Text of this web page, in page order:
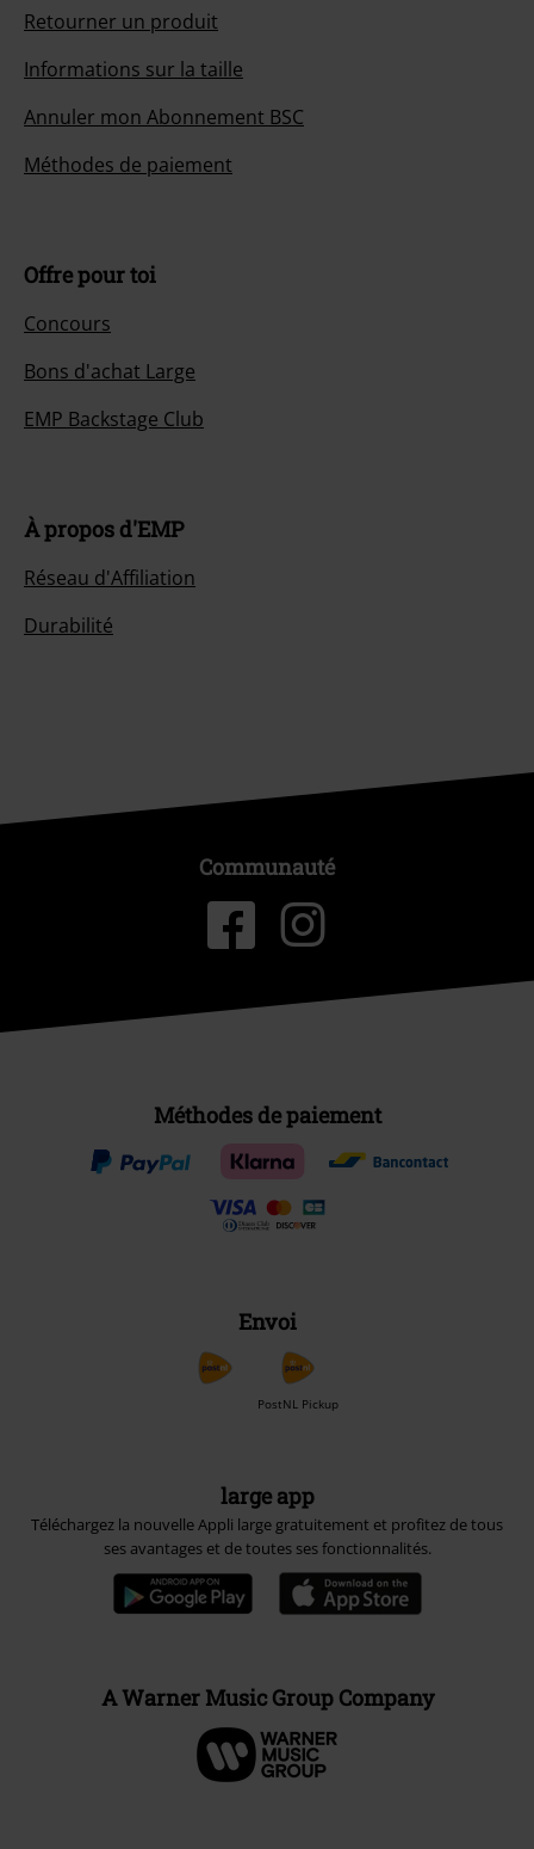
Retourner un produit
Informations sur la taille
Annuler mon Abonnement BSC
Méthodes de paiement
Offre pour toi
Concours
Bons d'achat Large
EMP Backstage Club
À propos d'EMP
Réseau d'Affiliation
Durabilité
Communauté
Méthodes de paiement
Envoi
PostNL Pickup
large app
Téléchargez la nouvelle Appli large gratuitement et profitez de tous
ses avantages et de toutes ses fonctionnalités.
A Warner Music Group Company